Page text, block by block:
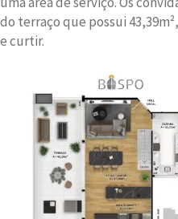
do terraço que possui
e curtir.